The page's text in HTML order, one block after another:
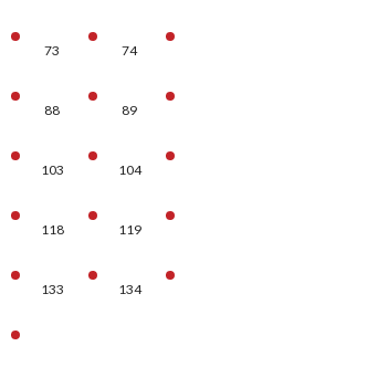
73 74
88 89
103 104
118 119
133 134